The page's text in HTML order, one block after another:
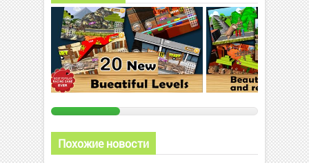
Похожие новости